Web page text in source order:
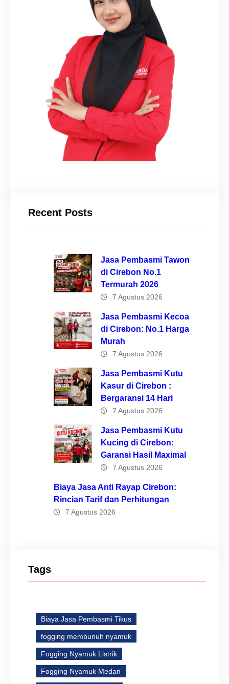
Recent Posts
Jasa Pembasmi Tawon
di Cirebon No.1
Termurah 2026
7 Agustus 2026
Jasa Pembasmi Kecoa
di Cirebon: No.1 Harga
Murah
7 Agustus 2026
Jasa Pembasmi Kutu
Kasur di Cirebon :
Bergaransi 14 Hari
7 Agustus 2026
Jasa Pembasmi Kutu
Kucing di Cirebon:
Garansi Hasil Maximal
7 Agustus 2026
Biaya Jasa Anti Rayap Cirebon:
Rincian Tarif dan Perhitungan
7 Agustus 2026
Tags
Biaya Jasa Pembasmi Tikus
fogging membunuh nyamuk
Fogging Nyamuk Listrik
Fogging Nyamuk Medan